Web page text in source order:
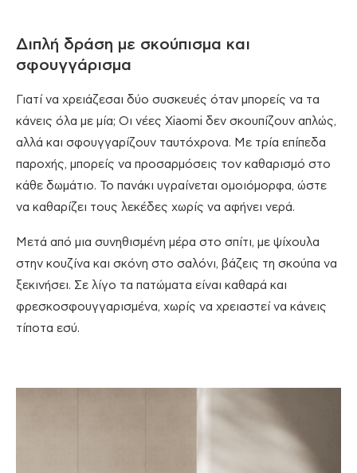
Διπλή δράση με σκούπισμα και
σφουγγάρισμα
Γιατί να χρειάζεσαι δύο συσκευές όταν μπορείς να τα
κάνεις όλα με μία; Οι νέες Xiaomi δεν σκουπίζουν απλώς,
αλλά και σφουγγαρίζουν ταυτόχρονα. Με τρία επίπεδα
παροχής, μπορείς να προσαρμόσεις τον καθαρισμό στο
κάθε δωμάτιο. Το πανάκι υγραίνεται ομοιόμορφα, ώστε
να καθαρίζει τους λεκέδες χωρίς να αφήνει νερά.
Μετά από μια συνηθισμένη μέρα στο σπίτι, με ψίχουλα
στην κουζίνα και σκόνη στο σαλόνι, βάζεις τη σκούπα να
ξεκινήσει. Σε λίγο τα πατώματα είναι καθαρά και
φρεσκοσφουγγαρισμένα, χωρίς να χρειαστεί να κάνεις
τίποτα εσύ.